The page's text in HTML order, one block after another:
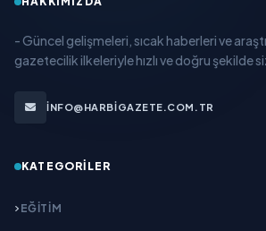
- Güncel gelişmeleri, sıcak haberleri ve
gazetecilik ilkeleriyle hızlı ve doğru şekilde
INFO@HARBIGAZETE.COM.TR
KATEGORILER
EĞITIM